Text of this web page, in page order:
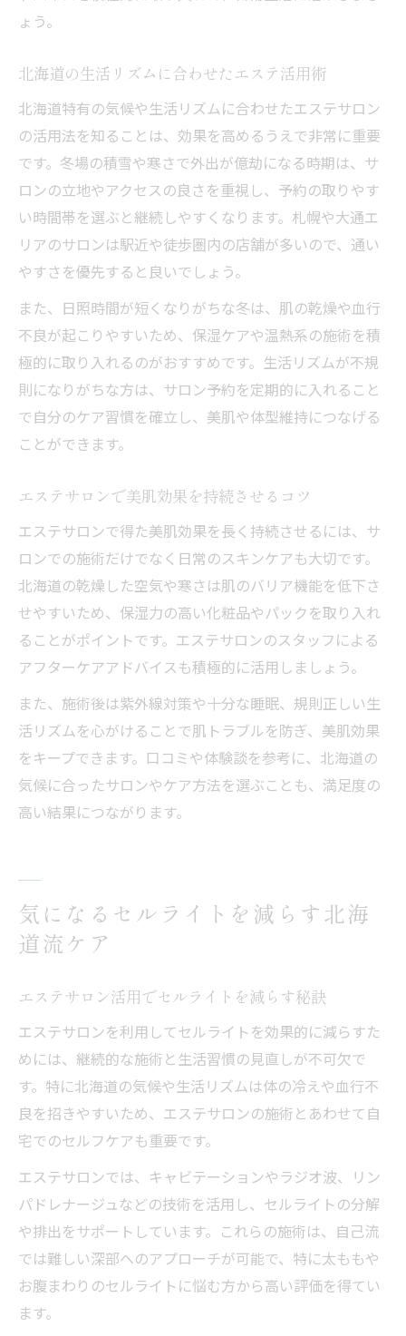
ょう。
北海道の生活リズムに合わせたエステ活用術
北海道特有の気候や生活リズムに合わせたエステサロン
の活用法を知ることは、効果を高めるうえで非常に重要
です。冬場の積雪や寒さで外出が億劫になる時期は、サ
ロンの立地やアクセスの良さを重視し、予約の取りやす
い時間帯を選ぶと継続しやすくなります。札幌や大通エ
リアのサロンは駅近や徒歩圏内の店舗が多いので、通い
やすさを優先すると良いでしょう。
また、日照時間が短くなりがちな冬は、肌の乾燥や血行
不良が起こりやすいため、保湿ケアや温熱系の施術を積
極的に取り入れるのがおすすめです。生活リズムが不規
則になりがちな方は、サロン予約を定期的に入れること
で自分のケア習慣を確立し、美肌や体型維持につなげる
ことができます。
エステサロンで美肌効果を持続させるコツ
エステサロンで得た美肌効果を長く持続させるには、サ
ロンでの施術だけでなく日常のスキンケアも大切です。
北海道の乾燥した空気や寒さは肌のバリア機能を低下さ
せやすいため、保湿力の高い化粧品やパックを取り入れ
ることがポイントです。エステサロンのスタッフによる
アフターケアアドバイスも積極的に活用しましょう。
また、施術後は紫外線対策や十分な睡眠、規則正しい生
活リズムを心がけることで肌トラブルを防ぎ、美肌効果
をキープできます。口コミや体験談を参考に、北海道の
気候に合ったサロンやケア方法を選ぶことも、満足度の
高い結果につながります。
気になるセルライトを減らす北海
道流ケア
エステサロン活用でセルライトを減らす秘訣
エステサロンを利用してセルライトを効果的に減らすた
めには、継続的な施術と生活習慣の見直しが不可欠で
す。特に北海道の気候や生活リズムは体の冷えや血行不
良を招きやすいため、エステサロンの施術とあわせて自
宅でのセルフケアも重要です。
エステサロンでは、キャビテーションやラジオ波、リン
パドレナージュなどの技術を活用し、セルライトの分解
や排出をサポートしています。これらの施術は、自己流
では難しい深部へのアプローチが可能で、特に太ももや
お腹まわりのセルライトに悩む方から高い評価を得てい
ます。